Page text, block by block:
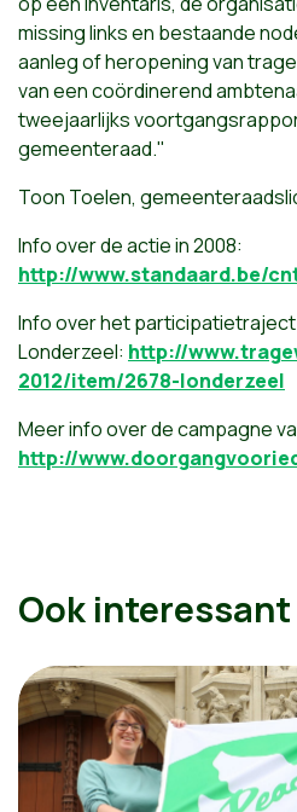
missing links en bestaande
aanleg of heropening van
van een coördinerend
tweejaarlijks
gemeenteraad."
Toon Toelen,
Info over de actie in 2008:
http://www.standaard.be/
Info over het
Londerzeel: http://
2012/item/2678-londerzeel
Meer info over de campagne
http://
Ook interessant